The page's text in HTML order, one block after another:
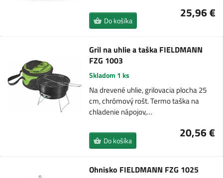
25,96 €
Do košíka
Gril na uhlie a taška FIELDMANN
FZG 1003
Skladom 1 ks
Na drevené uhlie, grilovacia plocha 25
cm, chrómový rošt. Termo taška na
chladenie nápojov,…
20,56 €
Do košíka
Ohnisko FIELDMANN FZG 1025